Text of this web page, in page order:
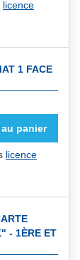
licence
1 FACE
panier
licence
- 1ÈRE ET